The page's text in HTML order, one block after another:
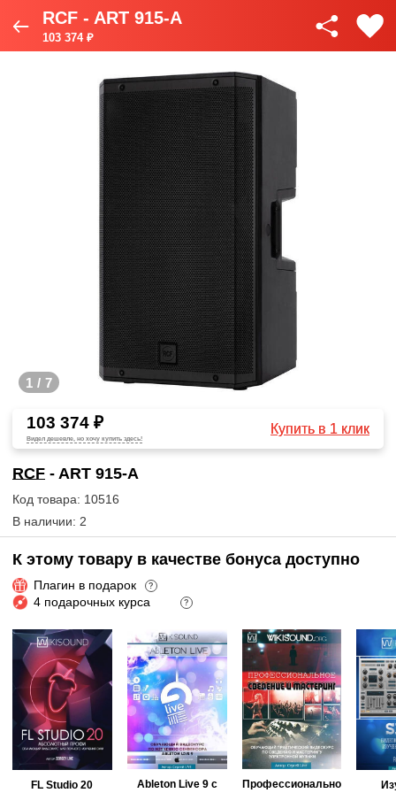
RCF - ART 915-A
103 374 ₽
1 / 7
103 374 ₽
Видел дешевле, но хочу купить здесь!
Купить в 1 клик
RCF - ART 915-A
Код товара: 10516
В наличии: 2
К этому товару в качестве бонуса доступно
Плагин в подарок ?
4 подарочных курса ?
FL Studio 20
Ableton Live 9 с
Профессионально